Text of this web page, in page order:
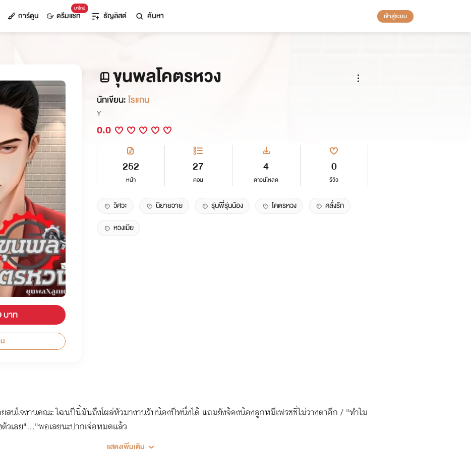
การ์ตูน
มาใหม่
ดรีมแชท ธัญลิสต์ ค้นหา เข้าสู่ระบบ
บาท
ขุนพลโคตรหวง
นักเขียน:โรแกน
Y
0.0
252
หน้า
27
ตอน
4
ดาวน์โหลด
0
รีวิว
วิศวะ นิยายวาย รุ่นพี่รุ่นน้อง โคตรหวง
คลั่งรัก
หวงเมีย
สนใจงานคณะ ไฉนปีนี้มันถึงโผล่หัวมางานรับน้องปีหนึ่งได้ แถมยังจ้องน้องลูกหมีเฟรชชี่ไม่วางตาอีก / "ทำไม
วเลย"..."พอเลยนะปากเจ่อหมดแล้ว
แสดงเพิ่มเติม